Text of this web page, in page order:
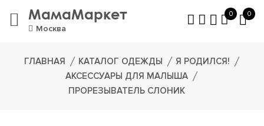
МамаМаркет
Москва
0 0
ГЛАВНАЯ КАТАЛОГ ОДЕЖДЫ
Я РОДИЛСЯ!
АКСЕССУАРЫ ДЛЯ МАЛЫША
ПРОРЕЗЫВАТЕЛЬ СЛОНИК